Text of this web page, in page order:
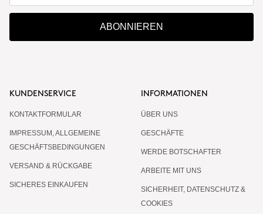
ABONNIEREN
KUNDENSERVICE
KONTAKTFORMULAR
IMPRESSUM, ALLGEMEINE
GESCHÄFTSBEDINGUNGEN
VERSAND & RÜCKGABE
SICHERES EINKAUFEN
INFORMATIONEN
ÜBER UNS
GESCHÄFTE
WERDE BOTSCHAFTER
ARBEITE MIT UNS
SICHERHEIT, DATENSCHUTZ &
COOKIES